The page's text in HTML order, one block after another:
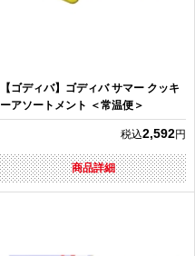
【ゴディバ】ゴディバ サマー クッキ
ーアソートメント ＜常温便＞
税込2,592円
商品詳細